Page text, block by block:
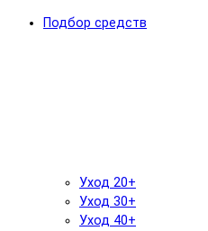
Подбор средств
Уход 20+
Уход 30+
Уход 40+